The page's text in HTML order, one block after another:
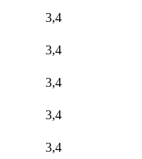
3,4
3,4
3,4
3,4
3,4